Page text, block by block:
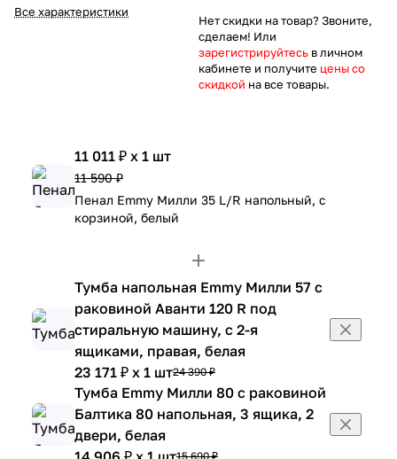
Все характеристики
Нет скидки на товар? Звоните,
сделаем! Или
зарегистрируйтесь в личном
кабинете и получите цены со
скидкой на все товары.
11 011 ₽ x 1 шт
11 590 ₽
Пенал Emmy Милли 35 L/R напольный, с
корзиной, белый
Тумба напольная Emmy Милли 57 с
раковиной Аванти 120 R под
стиральную машину, с 2-я
ящиками, правая, белая
23 171 ₽ x 1 шт24 390 ₽
Тумба Emmy Милли 80 с раковиной
Балтика 80 напольная, 3 ящика, 2
двери, белая
15 690 ₽